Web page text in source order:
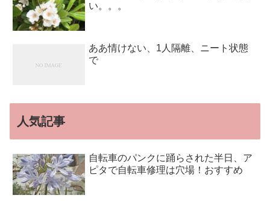
い。。。
ああ情けない、1人隔離、ニート状態
で
人気記事
自転車のパンクに踊らされた半日、ア
ピタで自転車修理は穴場！おすすめ